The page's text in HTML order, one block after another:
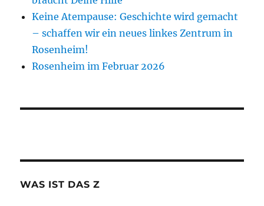
Keine Atempause: Geschichte wird gemacht
– schaffen wir ein neues linkes Zentrum in
Rosenheim!
Rosenheim im Februar 2026
WAS IST DAS Z